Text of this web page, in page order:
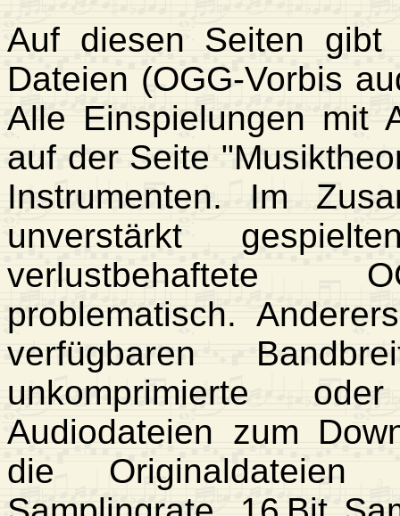
Auf diesen Seiten gibt
Dateien (OGG-Vorbis
Alle Einspielungen mit
auf der Seite
Instrumenten. Im
unverstärkt
verlustbehaftete
problematisch.
verfügbaren
unkomprimierte
Audiodateien zum
die Originaldateien